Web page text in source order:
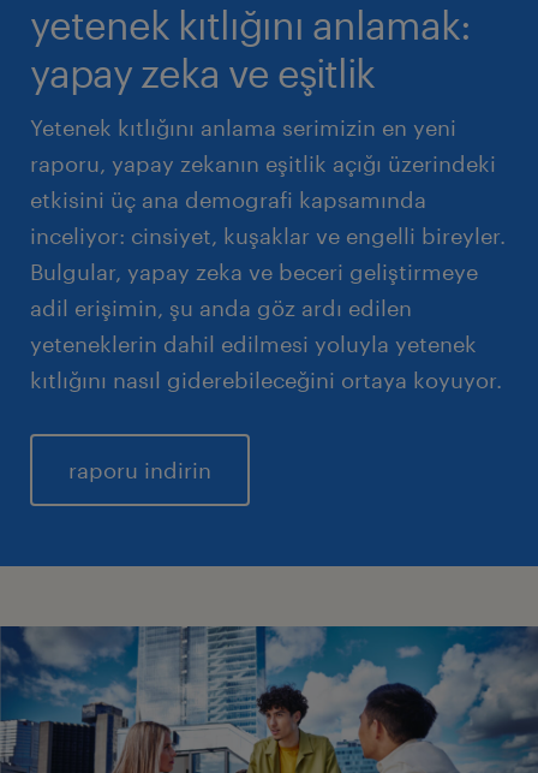
yetenek kıtlığını anlamak:
yapay zeka ve eşitlik
Yetenek kıtlığını anlama serimizin en yeni
raporu, yapay zekanın eşitlik açığı üzerindeki
etkisini üç ana demografi kapsamında
inceliyor: cinsiyet, kuşaklar ve engelli bireyler.
Bulgular, yapay zeka ve beceri geliştirmeye
adil erişimin, şu anda göz ardı edilen
yeteneklerin dahil edilmesi yoluyla yetenek
kıtlığını nasıl giderebileceğini ortaya koyuyor.
raporu indirin